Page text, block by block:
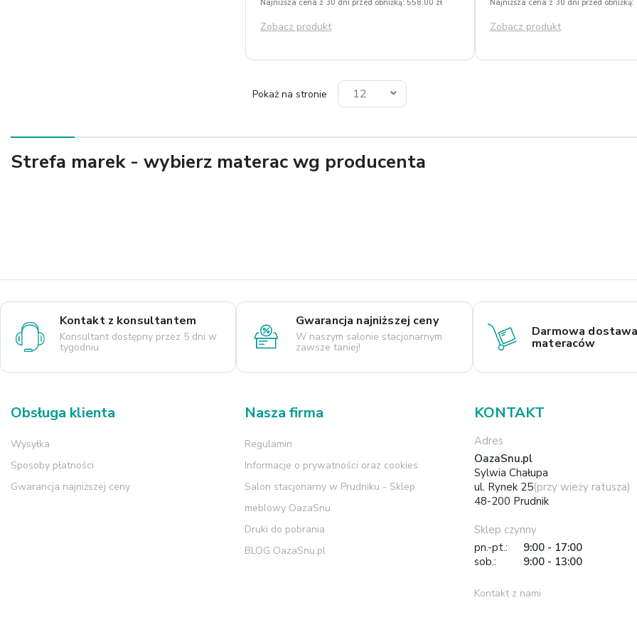
Najniższa cena z 30 dni przed obniżką: 558,00 zł
Zobacz produkt
Najniższa cena z 30 dni przed obniżką:
Zobacz produkt
Pokaż na stronie 12
Strefa marek - wybierz materac wg producenta
Kontakt z konsultantem
Konsultant dostępny przez 5 dni w
tygodniu
Gwarancja najniższej ceny
W naszym salonie stacjonarnym
zawsze taniej!
Darmowa dostawa
materaców
Obsługa klienta
Wysyłka
Sposoby płatności
Gwarancja najniższej ceny
Nasza firma
Regulamin
Informacje o prywatności oraz cookies
Salon stacjonarny w Prudniku - Sklep
meblowy OazaSnu
Druki do pobrania
BLOG OazaSnu.pl
KONTAKT
Adres
OazaSnu.pl
Sylwia Chałupa
ul. Rynek 25(przy wieży ratusza)
48-200 Prudnik
Sklep czynny
pn.-pt.:
9:00 - 17:00
sob.:
9:00 - 13:00
Kontakt z nami